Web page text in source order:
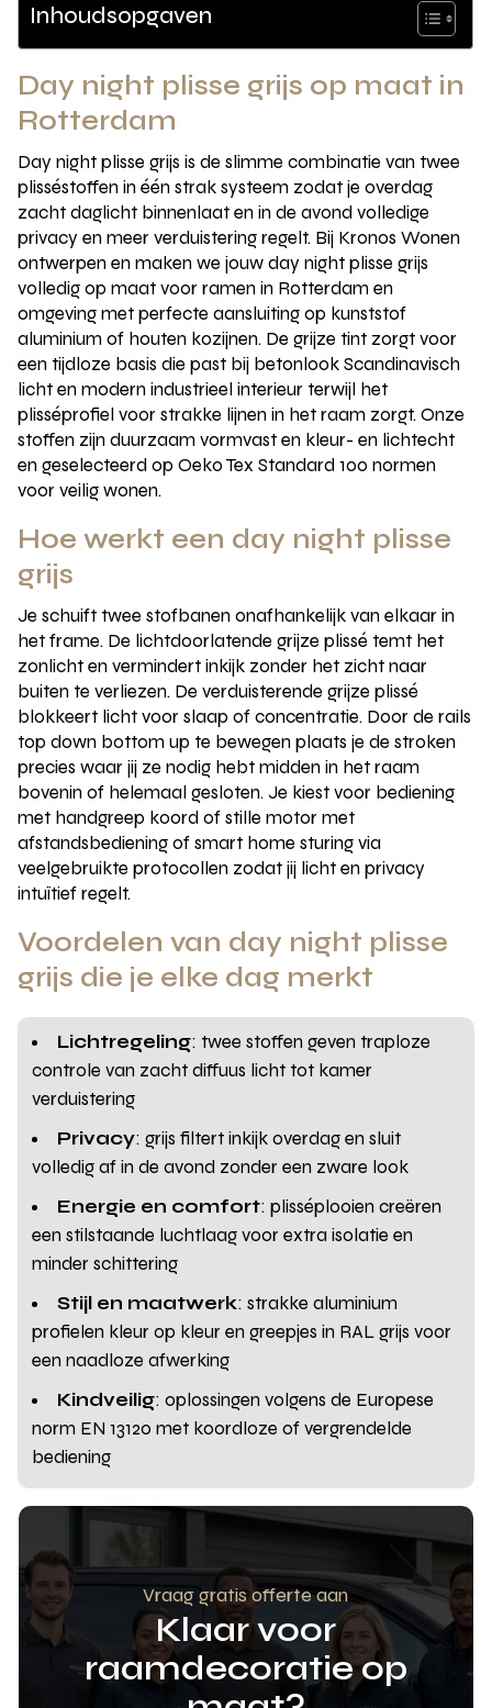
Inhoudsopgaven
Day night plisse grijs op maat in
Rotterdam
Day night plisse grijs is de slimme combinatie van twee
plisséstoffen in één strak systeem zodat je overdag
zacht daglicht binnenlaat en in de avond volledige
privacy en meer verduistering regelt. Bij Kronos Wonen
ontwerpen en maken we jouw day night plisse grijs
volledig op maat voor ramen in Rotterdam en
omgeving met perfecte aansluiting op kunststof
aluminium of houten kozijnen. De grijze tint zorgt voor
een tijdloze basis die past bij betonlook Scandinavisch
licht en modern industrieel interieur terwijl het
plisséprofiel voor strakke lijnen in het raam zorgt. Onze
stoffen zijn duurzaam vormvast en kleur- en lichtecht
en geselecteerd op Oeko Tex Standard 100 normen
voor veilig wonen.
Hoe werkt een day night plisse
grijs
Je schuift twee stofbanen onafhankelijk van elkaar in
het frame. De lichtdoorlatende grijze plissé temt het
zonlicht en vermindert inkijk zonder het zicht naar
buiten te verliezen. De verduisterende grijze plissé
blokkeert licht voor slaap of concentratie. Door de rails
top down bottom up te bewegen plaats je de stroken
precies waar jij ze nodig hebt midden in het raam
bovenin of helemaal gesloten. Je kiest voor bediening
met handgreep koord of stille motor met
afstandsbediening of smart home sturing via
veelgebruikte protocollen zodat jij licht en privacy
intuïtief regelt.
Voordelen van day night plisse
grijs die je elke dag merkt
Lichtregeling: twee stoffen geven traploze
controle van zacht diffuus licht tot kamer
verduistering
Privacy: grijs filtert inkijk overdag en sluit
volledig af in de avond zonder een zware look
Energie en comfort: plisséplooien creëren
een stilstaande luchtlaag voor extra isolatie en
minder schittering
Stijl en maatwerk: strakke aluminium
profielen kleur op kleur en greepjes in RAL grijs voor
een naadloze afwerking
Kindveilig: oplossingen volgens de Europese
norm EN 13120 met koordloze of vergrendelde
bediening
Vraag gratis offerte aan
Klaar voor
raamdecoratie op